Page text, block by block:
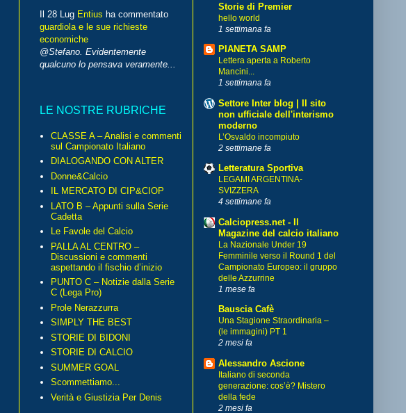
Il 28 Lug Entius ha commentato
guardiola e le sue richieste
economiche
@Stefano. Evidentemente
qualcuno lo pensava veramente...
LE NOSTRE RUBRICHE
CLASSE A – Analisi e commenti
sul Campionato Italiano
DIALOGANDO CON ALTER
Donne&Calcio
IL MERCATO DI CIP&CIOP
LATO B – Appunti sulla Serie
Cadetta
Le Favole del Calcio
PALLA AL CENTRO –
Discussioni e commenti
aspettando il fischio d’inizio
PUNTO C – Notizie dalla Serie
C (Lega Pro)
Prole Nerazzurra
SIMPLY THE BEST
STORIE DI BIDONI
STORIE DI CALCIO
SUMMER GOAL
Scommettiamo...
Verità e Giustizia Per Denis
Storie di Premier
hello world
1 settimana fa
PIANETA SAMP
Lettera aperta a Roberto
Mancini...
1 settimana fa
Settore Inter blog | Il sito
non ufficiale dell'interismo
moderno
L’Osvaldo incompiuto
2 settimane fa
Letteratura Sportiva
LEGAMI ARGENTINA-
SVIZZERA
4 settimane fa
Calciopress.net - Il
Magazine del calcio italiano
La Nazionale Under 19
Femminile verso il Round 1 del
Campionato Europeo: il gruppo
delle Azzurrine
1 mese fa
Bauscia Cafè
Una Stagione Straordinaria –
(le immagini) PT 1
2 mesi fa
Alessandro Ascione
Italiano di seconda
generazione: cos’è? Mistero
della fede
2 mesi fa